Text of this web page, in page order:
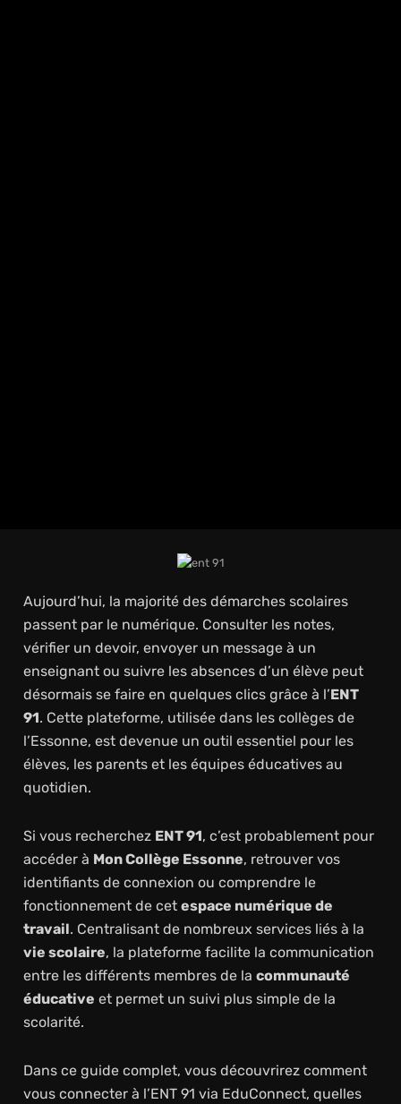
Aujourd’hui, la majorité des démarches scolaires
passent par le numérique. Consulter les notes,
vérifier un devoir, envoyer un message à un
enseignant ou suivre les absences d’un élève peut
désormais se faire en quelques clics grâce à l’ENT
91. Cette plateforme, utilisée dans les collèges de
l’Essonne, est devenue un outil essentiel pour les
élèves, les parents et les équipes éducatives au
quotidien.
Si vous recherchez ENT 91, c’est probablement pour
accéder à Mon Collège Essonne, retrouver vos
identifiants de connexion ou comprendre le
fonctionnement de cet espace numérique de
travail. Centralisant de nombreux services liés à la
vie scolaire, la plateforme facilite la communication
entre les différents membres de la communauté
éducative et permet un suivi plus simple de la
scolarité.
Dans ce guide complet, vous découvrirez comment
vous connecter à l’ENT 91 via EduConnect, quelles